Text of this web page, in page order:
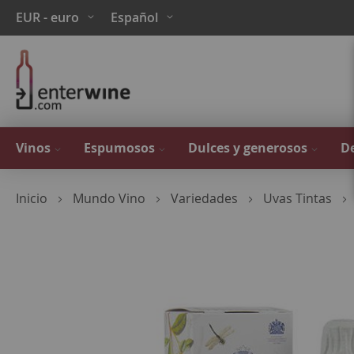
Ir
al
contenido
Moneda
EUR - euro Lenguaje
Español
Vinos Espumosos Dulces y generosos
Inicio Mundo Vino Variedades Uvas Tintas